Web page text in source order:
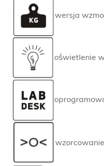
wersja
oświetlenie